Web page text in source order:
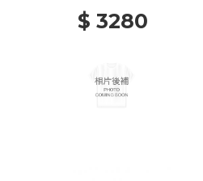
$ 3280